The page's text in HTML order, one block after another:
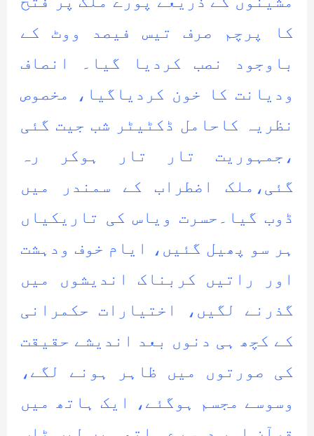
کا پرچم صرف تیس فیصد ووٹ کے
باوجود نصب کردیا گیا۔ انصاف
ودیانت کا خون کردیاگیا، مخصوص
نظریہ کاحامل ڈکٹیٹر شب جیت گئی
،جمہوریت تار تار ہوکر رہ
گئی،ملک اضطراب کے سمندر میں
ڈوب گیا۔حسرت ویاس کی تاریکیاں
ہر سو پھیل گئیں، ایام خوف ودہشت
اور راتیں کربناک اندیشوں میں
گذرنے لگیں، اختیارات حکمرانی
کے کچھ ہی دنوں بعد اندیشے حقیقت
کی صورتوں میں ظاہر ہونے لگے،
وسوسے مجسم ہوگئے، ایک ہاتھ میں